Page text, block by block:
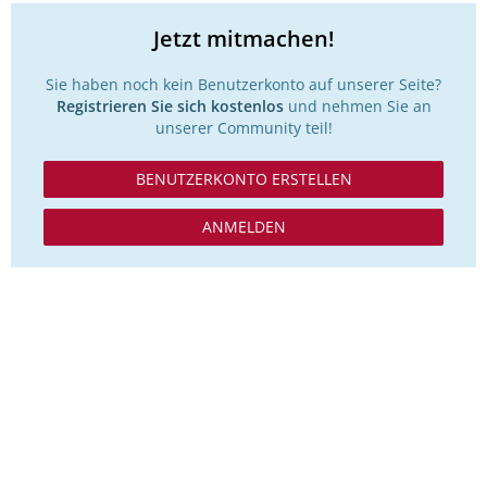
Jetzt mitmachen!
Sie haben noch kein Benutzerkonto auf unserer Seite?
Registrieren Sie sich kostenlosund nehmen Sie an
unserer Community teil!
BENUTZERKONTO ERSTELLEN
ANMELDEN